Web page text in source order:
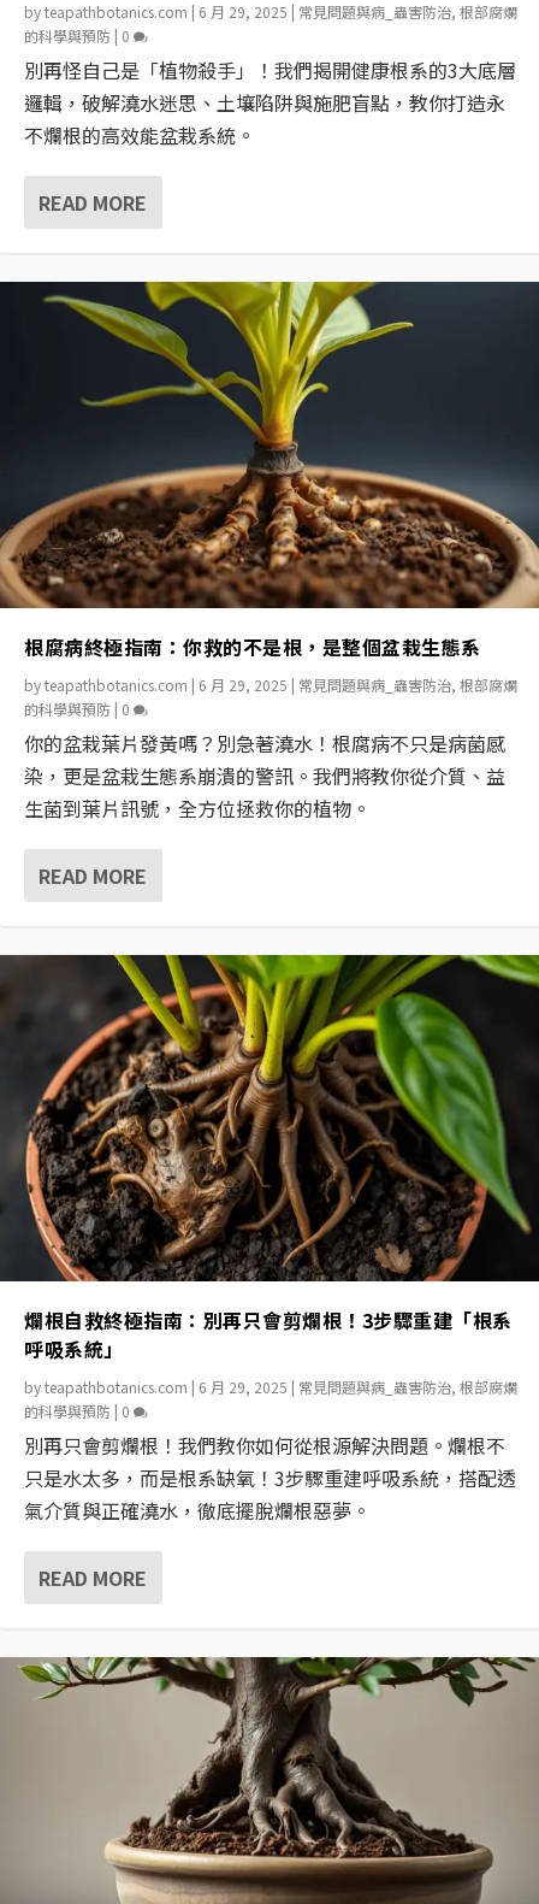
byteapathbotanics.com | 6 月 29, 2025 | 常見問題與病_蟲害防治, 根部腐爛
的科學與預防 | 0
別再怪自己是「植物殺手」！我們揭開健康根系的3大底層
邏輯，破解澆水迷思、土壤陷阱與施肥盲點，教你打造永
不爛根的高效能盆栽系統。
READ MORE
根腐病終極指南：你救的不是根，是整個盆栽生態系
byteapathbotanics.com | 6 月 29, 2025 | 常見問題與病_蟲害防治, 根部腐爛
的科學與預防 | 0
你的盆栽葉片發黃嗎？別急著澆水！根腐病不只是病菌感
染，更是盆栽生態系崩潰的警訊。我們將教你從介質、益
生菌到葉片訊號，全方位拯救你的植物。
READ MORE
爛根自救終極指南：別再只會剪爛根！3步驟重建「根系
呼吸系統」
byteapathbotanics.com | 6 月 29, 2025 | 常見問題與病_蟲害防治, 根部腐爛
的科學與預防 | 0
別再只會剪爛根！我們教你如何從根源解決問題。爛根不
只是水太多，而是根系缺氧！3步驟重建呼吸系統，搭配透
氣介質與正確澆水，徹底擺脫爛根惡夢。
READ MORE